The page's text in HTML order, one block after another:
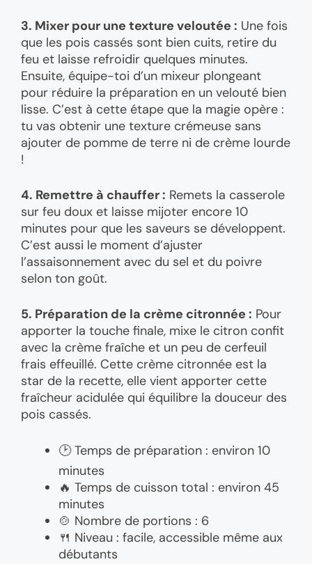
3. Mixer pour une texture veloutée : Une fois
que les pois cassés sont bien cuits, retire du
feu et laisse refroidir quelques minutes.
Ensuite, équipe-toi d’un mixeur plongeant
pour réduire la préparation en un velouté bien
lisse. C’est à cette étape que la magie opère :
tu vas obtenir une texture crémeuse sans
ajouter de pomme de terre ni de crème lourde
!
4. Remettre à chauffer : Remets la casserole
sur feu doux et laisse mijoter encore 10
minutes pour que les saveurs se développent.
C’est aussi le moment d’ajuster
l’assaisonnement avec du sel et du poivre
selon ton goût.
5. Préparation de la crème citronnée : Pour
apporter la touche finale, mixe le citron confit
avec la crème fraîche et un peu de cerfeuil
frais effeuillé. Cette crème citronnée est la
star de la recette, elle vient apporter cette
fraîcheur acidulée qui équilibre la douceur des
pois cassés.
🕑 Temps de préparation : environ 10
minutes
🔥 Temps de cuisson total : environ 45
minutes
🍲 Nombre de portions : 6
🍴 Niveau : facile, accessible même aux
débutants